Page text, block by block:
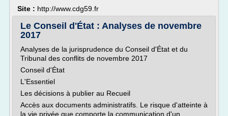
Site : http://www.cdg59.fr
Le Conseil d'État : Analyses de novembre
2017
Analyses de la jurisprudence du Conseil d'État et du
Tribunal des conflits de novembre 2017
Conseil d'État
L'Essentiel
Les décisions à publier au Recueil
Accès aux documents administratifs. Le risque d'atteinte à
la vie privée que comporte la communication d'un